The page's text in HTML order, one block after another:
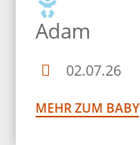
Adam
02.07.26
MEHR ZUM BABY